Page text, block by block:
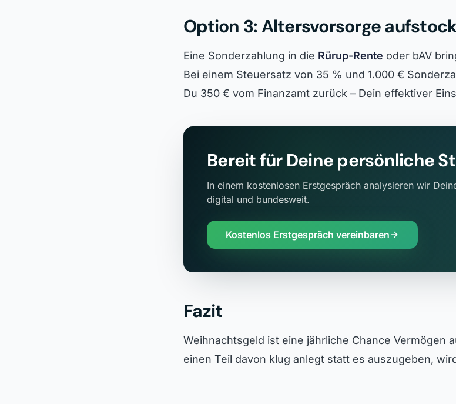
Option 3: Altersvorsorge
Eine Sonderzahlung in die Rürup-Rente oder bAV
Bei einem Steuersatz von 35 % und 1.000 €
Du 350 € vom Finanzamt zurück – Dein effektiver
Bereit für Deine persönliche
In einem kostenlosen Erstgespräch analysieren wir
digital und bundesweit.
Kostenlos Erstgespräch vereinbaren
Fazit
Weihnachtsgeld ist eine jährliche Chance Vermögen
einen Teil davon klug anlegt statt es auszugeben,